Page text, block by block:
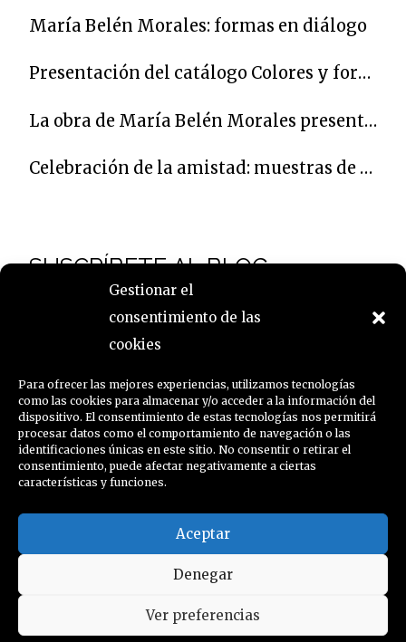
Gestionar el
consentimiento de las
cookies
Para ofrecer las mejores experiencias, utilizamos tecnologías
como las cookies para almacenar y/o acceder a la información del
dispositivo. El consentimiento de estas tecnologías nos permitirá
procesar datos como el comportamiento de navegación o las
identificaciones únicas en este sitio. No consentir o retirar el
consentimiento, puede afectar negativamente a ciertas
características y funciones.
Aceptar
Denegar
Ver preferencias
María Belén Morales: formas en diálogo
Presentación del catálogo Colores y formas para un poeta
La obra de María Belén Morales presente en una muestra que homenajea en Córdoba al poeta Carlos Clementson
Celebración de la amistad: muestras de Caroline Krabbe, Pepa Izquierdo y Jacinto Lara
SUSCRÍBETE AL BLOG
Email
política de cookies